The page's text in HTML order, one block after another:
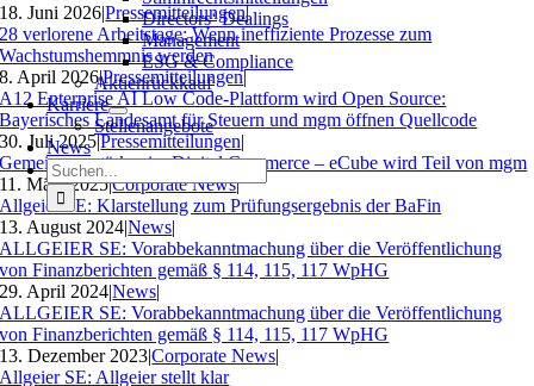
Directors‘ Dealings
Management
ESG & Compliance
Aktienrückkauf
Karriere
Stellenangebote
News
Suche
nach:
18. Juni 2026|Pressemitteilungen|
28 verlorene Arbeitstage: Wenn ineffiziente Prozesse zum
Wachstumshemmnis werden
8. April 2026|Pressemitteilungen|
A12 Enterprise AI Low Code-Plattform wird Open Source:
Bayerisches Landesamt für Steuern und mgm öffnen Quellcode
30. Juli 2025|Pressemitteilungen|
Gemeinsam stärker im Digital Commerce – eCube wird Teil von mgm
11. März 2025|Corporate News|
Allgeier SE: Klarstellung zum Prüfungsergebnis der BaFin
13. August 2024|News|
ALLGEIER SE: Vorabbekanntmachung über die Veröffentlichung
von Finanzberichten gemäß § 114, 115, 117 WpHG
29. April 2024|News|
ALLGEIER SE: Vorabbekanntmachung über die Veröffentlichung
von Finanzberichten gemäß § 114, 115, 117 WpHG
13. Dezember 2023|Corporate News|
Allgeier SE: Allgeier stellt klar